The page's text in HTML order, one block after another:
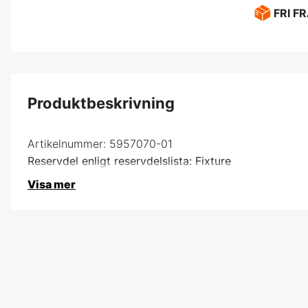
FRI
Produktbeskrivning
Artikelnummer: 5957070-01
Reservdel enligt reservdelslista: Fixture
Visa mer